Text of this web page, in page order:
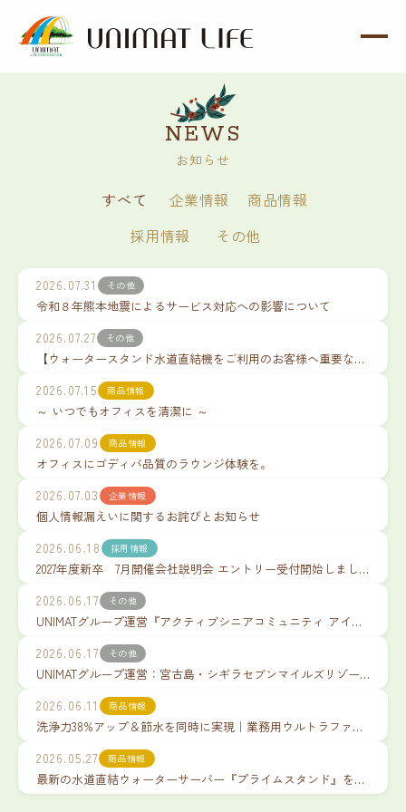
を
NEWS
お知らせ
すべて 企業情報
商品情報
採用情報
その他
2026.07.31 その他
令和８年熊本地震によるサービス対応への影響について
2026.07.27
その他
【ウォータースタンド水道直結機をご利用のお客様へ重要なお願い】長期休業・ご不在の際の止水栓閉栓について
2026.07.15
商品情報
～ いつでもオフィスを清潔に ～
2026.07.09
商品情報
オフィスにゴディバ品質のラウンジ体験を。
2026.07.03
企業情報
個人情報漏えいに関するお詫びとお知らせ
2026.06.18
採用情報
2027年度新卒 7月開催会社説明会 エントリー受付開始しました
2026.06.17
その他
UNIMATグループ運営『アクティブシニアコミュニティ アイランドクラブ 小谷流沢』内覧申込受付中
2026.06.17
その他
UNIMATグループ運営：宮古島・シギラセブンマイルズリゾート『アラマンダ スプレンディド』2026.04 29~ 開業いたしました
2026.06.11
商品情報
洗浄力38%アップ＆節水を同時に実現｜業務用ウルトラファインバブルシャワー『ミラブル プロダイナー』のご紹介
2026.05.27
商品情報
最新の水道直結ウォーターサーバー『プライムスタンド』をリリース